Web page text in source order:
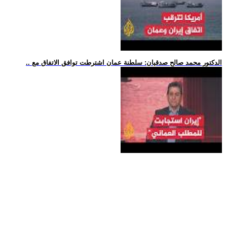
.. الدكتور محمد صالح صدقيان: سلطنة عمان اشترطت توافق الاتفاق مع